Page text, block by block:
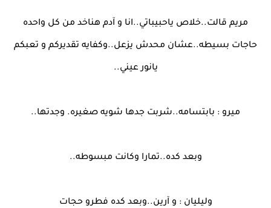
مريم قالت..خلاص ياحبيباتي..انا و آدم هناخد من كل واحده
حاجات بسيطه..عشان محدش يزعل..وكفايه تقديركم و تعبكم
يانور عيني..
ميرو : بابتسامه..شربت جدها شويه صغيره. وجدتها..
وبعد كده..تمارا وكانت مبسوطه..
وليليان : و آرين..وبعد كده فطرو حجات